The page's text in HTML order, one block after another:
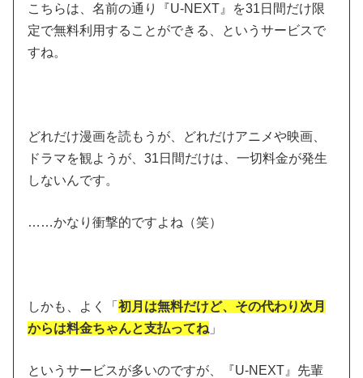
こちらは、名前の通り『U-NEXT』を31日間だけ限
定で無料利用することができる、というサービスで
すね。
どれだけ漫画を読もうが、どれだけアニメや映画、
ドラマを観ようが、31日間だけは、一切料金が発生
しないんです。
……かなり衝撃的ですよね（笑）
しかも、よく「初月は無料だけど、その代わり次月
からは料金ちゃんと支払ってね 」
というサービスが多いのですが、『U-NEXT』先輩